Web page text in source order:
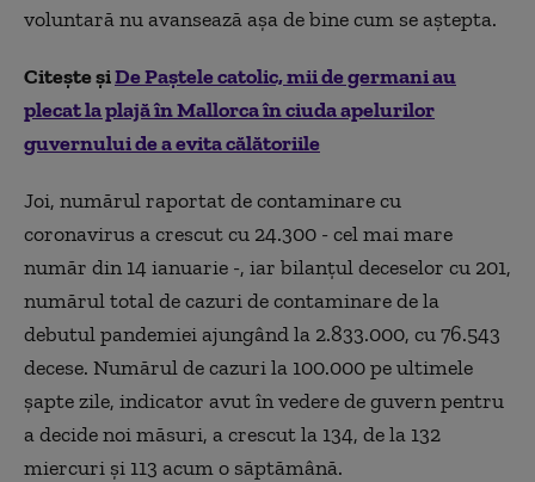
voluntară nu avansează aşa de bine cum se aştepta.
Citește șiDe Paștele catolic, mii de germani au
plecat la plajă în Mallorca în ciuda apelurilor
guvernului de a evita călătoriile
Joi, numărul raportat de contaminare cu
coronavirus a crescut cu 24.300 - cel mai mare
număr din 14 ianuarie -, iar bilanţul deceselor cu 201,
numărul total de cazuri de contaminare de la
debutul pandemiei ajungând la 2.833.000, cu 76.543
decese. Numărul de cazuri la 100.000 pe ultimele
şapte zile, indicator avut în vedere de guvern pentru
a decide noi măsuri, a crescut la 134, de la 132
miercuri şi 113 acum o săptămână.